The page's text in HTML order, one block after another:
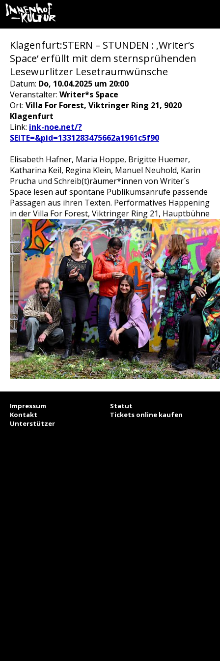
Klagenfurt:STERN – STUNDEN : ‚Writer‘s
Space‘ erfüllt mit dem sternsprühenden
Lesewurlitzer Lesetraumwünsche
Datum: Do, 10.04.2025 um 20:00
Veranstalter: Writer*s Space
Ort: Villa For Forest, Viktringer Ring 21, 9020
Klagenfurt
Link: ink-noe.net/?
SEITE=&pid=1331283475662a1961c5f90
Elisabeth Hafner, Maria Hoppe, Brigitte Huemer,
Katharina Keil, Regina Klein, Manuel Neuhold, Karin
Prucha und Schreib(t)räumer*innen von Writer´s
Space lesen auf spontane Publikumsanrufe passende
Passagen aus ihren Texten. Performatives Happening
in der Villa For Forest, Viktringer Ring 21, Hauptbühne
Impressum
Statut
Kontakt
Tickets online kaufen
Unterstützer